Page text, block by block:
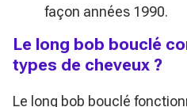
façon années 1990.
Le long bob bouclé
types de cheveux ?
Le long bob bouclé